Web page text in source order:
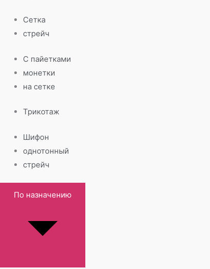
Сетка
стрейч
С пайетками
монетки
на сетке
Трикотаж
Шифон
однотонный
стрейч
По назначению